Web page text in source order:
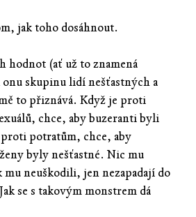
jak toho dosáhnout.
hodnot (ať už to znamená
skupinu lidí nešťastných a
to přiznává. Když je proti
chce, aby buzeranti byli
potratům, chce, aby
byly nešťastné. Nic mu
neuškodili, jen nezapadají do
se s takovým monstrem dá